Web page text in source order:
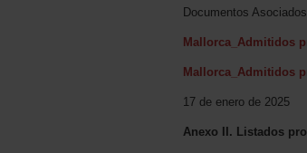
Documentos Asociados
Mallorca_Admitidos
Mallorca_Admitidos
17 de enero de 2025
Anexo II. Listados